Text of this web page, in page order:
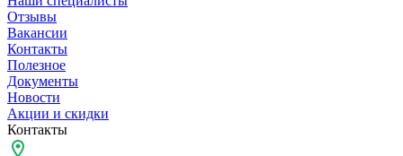
Отзывы
Вакансии
Контакты
Полезное
Документы
Новости
Акции и скидки
Контакты